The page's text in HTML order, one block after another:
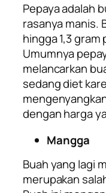
Pepaya adalah
rasanya manis.
hingga 1,3
Umumnya
melancarkan
sedang diet
dengan harga
Mangga
Buah yang lagi
merupakan